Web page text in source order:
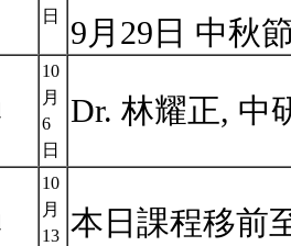
日
9月29日 中秋
10
月
6
日
Dr. 林耀正, 中
10
月
13 本日課程移前